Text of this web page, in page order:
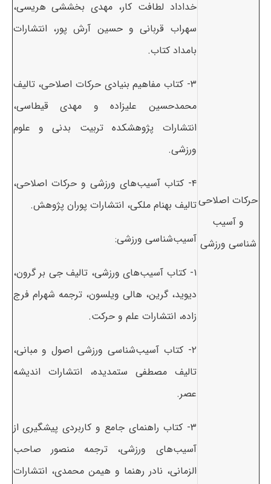
حرکات اصلاحی
و آسیب
شناسی ورزشی
خداداد لطافت کار، مهدی بخششی هریسی،
سهراب قربانی و حسین آرش پور، انتشارات
بامداد کتاب.
۳- کتاب مفاهیم بنیادی حرکات اصلاحی، تالیف
محمدحسین علیزاده و مهدی قیطاسی،
انتشارات پژوهشکده تربیت بدنی و علوم
ورزشی.
۴- کتاب آسیب‌های ورزشی و حرکات اصلاحی،
تالیف بهنام ملکی، انتشارات پوران پژوهش.
آسیب‌شناسی ورزشی:
۱- کتاب آسیب‌های ورزشی، تالیف جی بر گرون،
دیوید، گرین، هالی ویلسون، ترجمه شهرام فرج
زاده، انتشارات علم و حرکت.
۲- کتاب آسیب‌شناسی ورزشی اصول و مبانی،
تالیف مصطفی ستمدیده، انتشارات اندیشه
عصر.
۳- کتاب راهنمای جامع و کاربردی پیشگیری از
آسیب‌های ورزشی، ترجمه منصور صاحب
الزمانی، نادر رهنما و هیمن محمدی، انتشارات